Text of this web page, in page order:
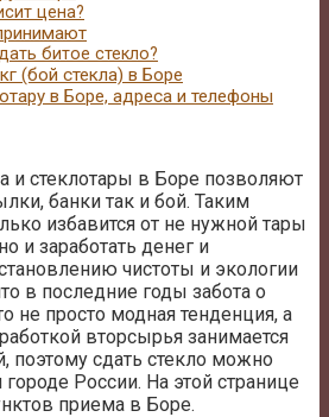
цена?
битое стекло?
(бой стекла) в Боре
в Боре, адреса и телефоны
и стеклотары в Боре позволяют
банки так и бой. Таким
избавится от не нужной тары
и заработать денег и
чистоты и экологии
в последние годы забота о
не просто модная тенденция, а
вторсырья занимается
поэтому сдать стекло можно
России. На этой странице
приема в Боре.